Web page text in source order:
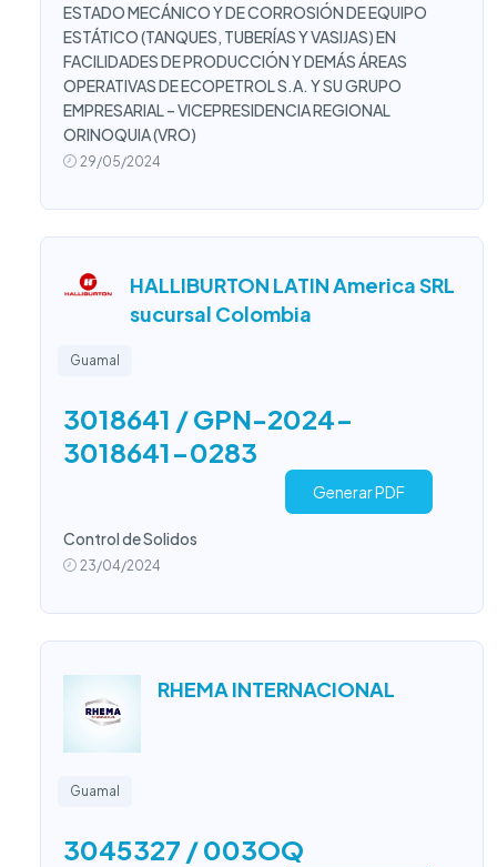
ESTADO MECÁNICO Y DE CORROSIÓN DE EQUIPO
ESTÁTICO (TANQUES, TUBERÍAS Y VASIJAS) EN
FACILIDADES DE PRODUCCIÓN Y DEMÁS ÁREAS
OPERATIVAS DE ECOPETROL S.A. Y SU GRUPO
EMPRESARIAL – VICEPRESIDENCIA REGIONAL
ORINOQUIA (VRO)
29/05/2024
HALLIBURTON LATIN America SRL
sucursal Colombia
Guamal
3018641 / GPN-2024-
3018641-0283
Generar PDF
Control de Solidos
23/04/2024
RHEMA INTERNACIONAL
Guamal
3045327 / 003OQ